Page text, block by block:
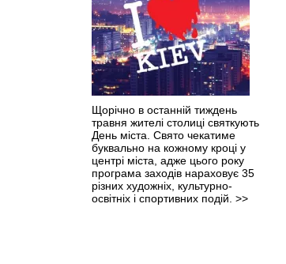
Щорічно в останній тиждень
травня жителі столиці святкують
День міста. Свято чекатиме
буквально на кожному кроці y
центрі міста, адже цього року
програма заходів нараховує 35
різних художніх, культурно-
освітніх і спортивних подій. >>